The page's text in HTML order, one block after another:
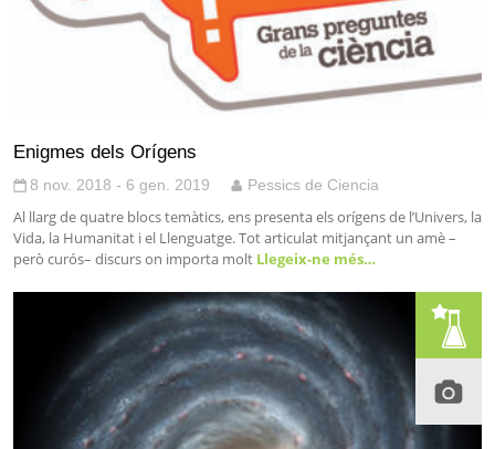
Enigmes dels Orígens
8 nov. 2018 - 6 gen. 2019 Pessics de Ciencia
Al llarg de quatre blocs temàtics, ens presenta els orígens de l’Univers, la
Vida, la Humanitat i el Llenguatge. Tot articulat mitjançant un amè –
però curós– discurs on importa molt Llegeix-ne més…